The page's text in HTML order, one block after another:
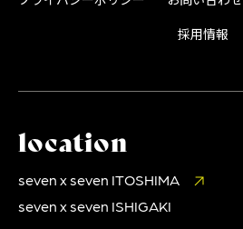
採用情報
location
seven x seven ITOSHIMA
seven x seven ISHIGAKI